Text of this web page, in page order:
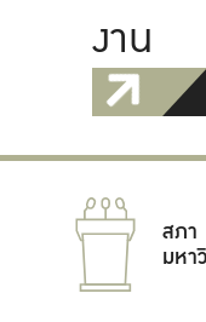
งาน
สภา
มหา